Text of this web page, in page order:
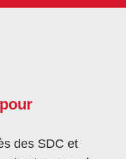
des SDC et